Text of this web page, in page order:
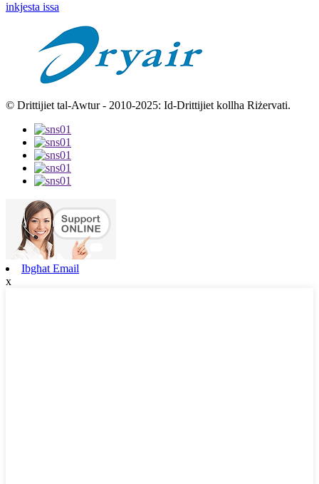
inkjesta issa
© Drittijiet tal-Awtur - 2010-2025: Id-Drittijiet kollha Riżervati.
Ibgħat Email
x